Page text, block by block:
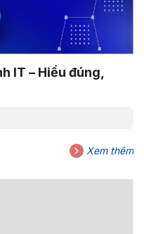
IT – Hiểu đúng,
Xem thêm